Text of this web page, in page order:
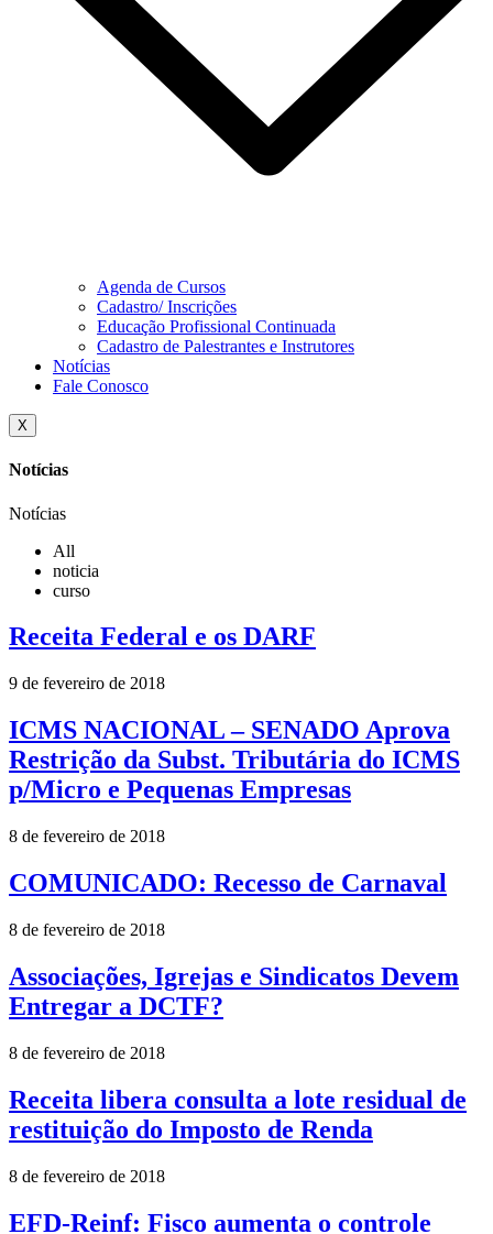
Agenda de Cursos
Cadastro/ Inscrições
Educação Profissional Continuada
Cadastro de Palestrantes e Instrutores
Notícias
Fale Conosco
X
Notícias
Notícias
All
noticia
curso
Receita Federal e os DARF
9 de fevereiro de 2018
ICMS NACIONAL – SENADO Aprova
Restrição da Subst. Tributária do ICMS
p/Micro e Pequenas Empresas
8 de fevereiro de 2018
COMUNICADO: Recesso de Carnaval
8 de fevereiro de 2018
Associações, Igrejas e Sindicatos Devem
Entregar a DCTF?
8 de fevereiro de 2018
Receita libera consulta a lote residual de
restituição do Imposto de Renda
8 de fevereiro de 2018
EFD-Reinf: Fisco aumenta o controle